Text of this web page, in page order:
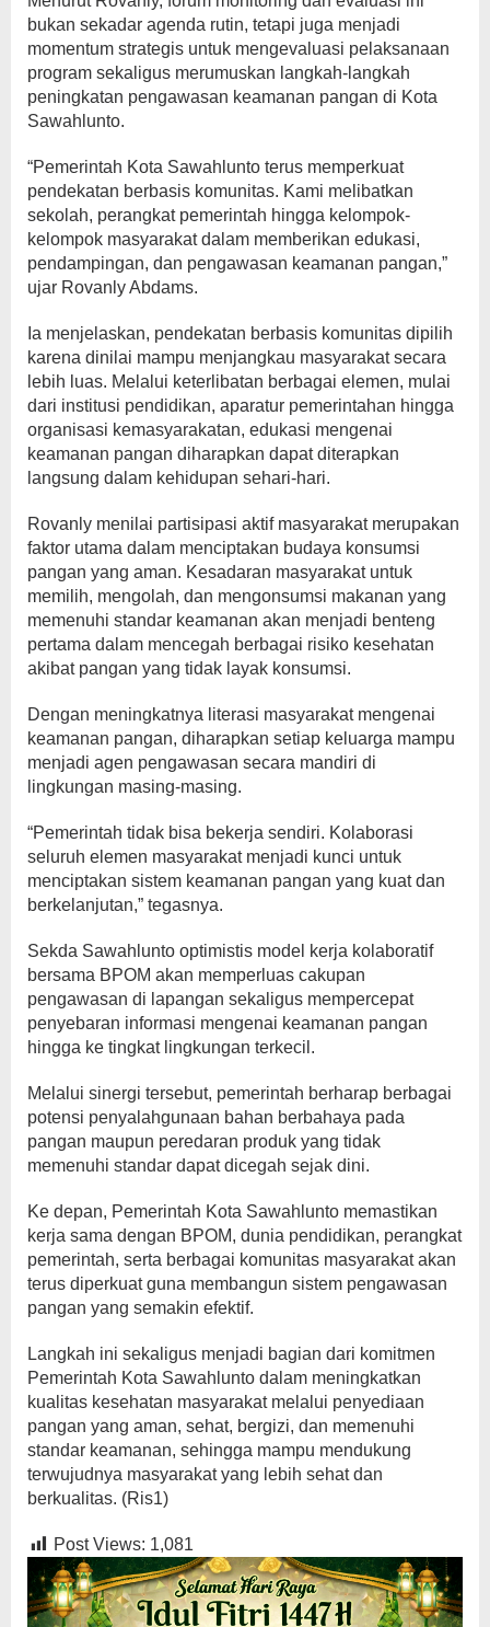
bukan sekadar agenda rutin, tetapi juga menjadi
momentum strategis untuk mengevaluasi pelaksanaan
program sekaligus merumuskan langkah-langkah
peningkatan pengawasan keamanan pangan di Kota
Sawahlunto.
“Pemerintah Kota Sawahlunto terus memperkuat
pendekatan berbasis komunitas. Kami melibatkan
sekolah, perangkat pemerintah hingga kelompok-
kelompok masyarakat dalam memberikan edukasi,
pendampingan, dan pengawasan keamanan pangan,”
ujar Rovanly Abdams.
Ia menjelaskan, pendekatan berbasis komunitas dipilih
karena dinilai mampu menjangkau masyarakat secara
lebih luas. Melalui keterlibatan berbagai elemen, mulai
dari institusi pendidikan, aparatur pemerintahan hingga
organisasi kemasyarakatan, edukasi mengenai
keamanan pangan diharapkan dapat diterapkan
langsung dalam kehidupan sehari-hari.
Rovanly menilai partisipasi aktif masyarakat merupakan
faktor utama dalam menciptakan budaya konsumsi
pangan yang aman. Kesadaran masyarakat untuk
memilih, mengolah, dan mengonsumsi makanan yang
memenuhi standar keamanan akan menjadi benteng
pertama dalam mencegah berbagai risiko kesehatan
akibat pangan yang tidak layak konsumsi.
Dengan meningkatnya literasi masyarakat mengenai
keamanan pangan, diharapkan setiap keluarga mampu
menjadi agen pengawasan secara mandiri di
lingkungan masing-masing.
“Pemerintah tidak bisa bekerja sendiri. Kolaborasi
seluruh elemen masyarakat menjadi kunci untuk
menciptakan sistem keamanan pangan yang kuat dan
berkelanjutan,” tegasnya.
Sekda Sawahlunto optimistis model kerja kolaboratif
bersama BPOM akan memperluas cakupan
pengawasan di lapangan sekaligus mempercepat
penyebaran informasi mengenai keamanan pangan
hingga ke tingkat lingkungan terkecil.
Melalui sinergi tersebut, pemerintah berharap berbagai
potensi penyalahgunaan bahan berbahaya pada
pangan maupun peredaran produk yang tidak
memenuhi standar dapat dicegah sejak dini.
Ke depan, Pemerintah Kota Sawahlunto memastikan
kerja sama dengan BPOM, dunia pendidikan, perangkat
pemerintah, serta berbagai komunitas masyarakat akan
terus diperkuat guna membangun sistem pengawasan
pangan yang semakin efektif.
Langkah ini sekaligus menjadi bagian dari komitmen
Pemerintah Kota Sawahlunto dalam meningkatkan
kualitas kesehatan masyarakat melalui penyediaan
pangan yang aman, sehat, bergizi, dan memenuhi
standar keamanan, sehingga mampu mendukung
terwujudnya masyarakat yang lebih sehat dan
berkualitas. (Ris1)
Post Views: 1,081